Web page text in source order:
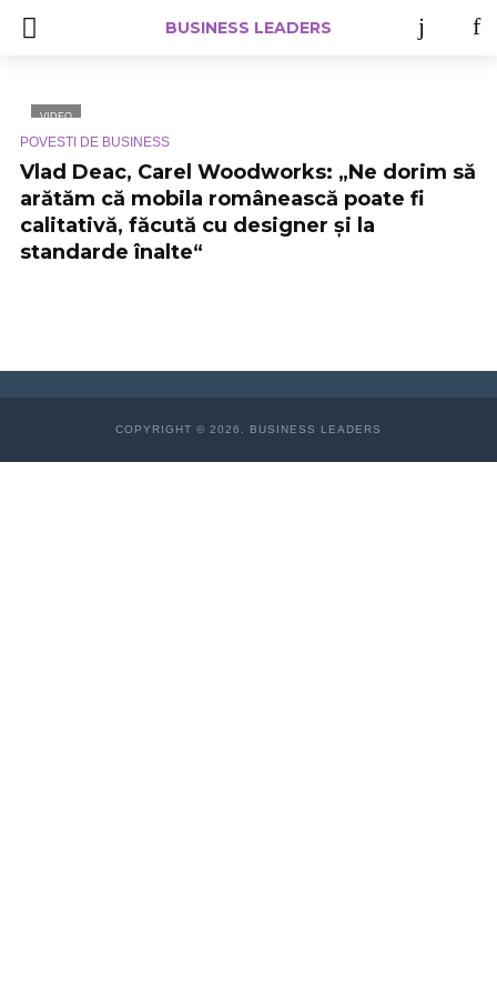
BUSINESS LEADERS
VIDEO
POVESTI DE BUSINESS
Vlad Deac, Carel Woodworks: „Ne dorim să
arătăm că mobila românească poate fi
calitativă, făcută cu designer și la
standarde înalte“
COPYRIGHT © 2026. BUSINESS LEADERS